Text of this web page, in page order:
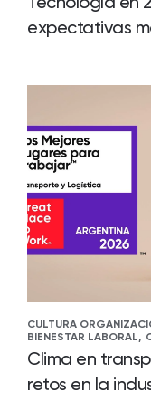
expectativas
CULTURA
BIENESTAR LABORAL,
Clima en
retos en la